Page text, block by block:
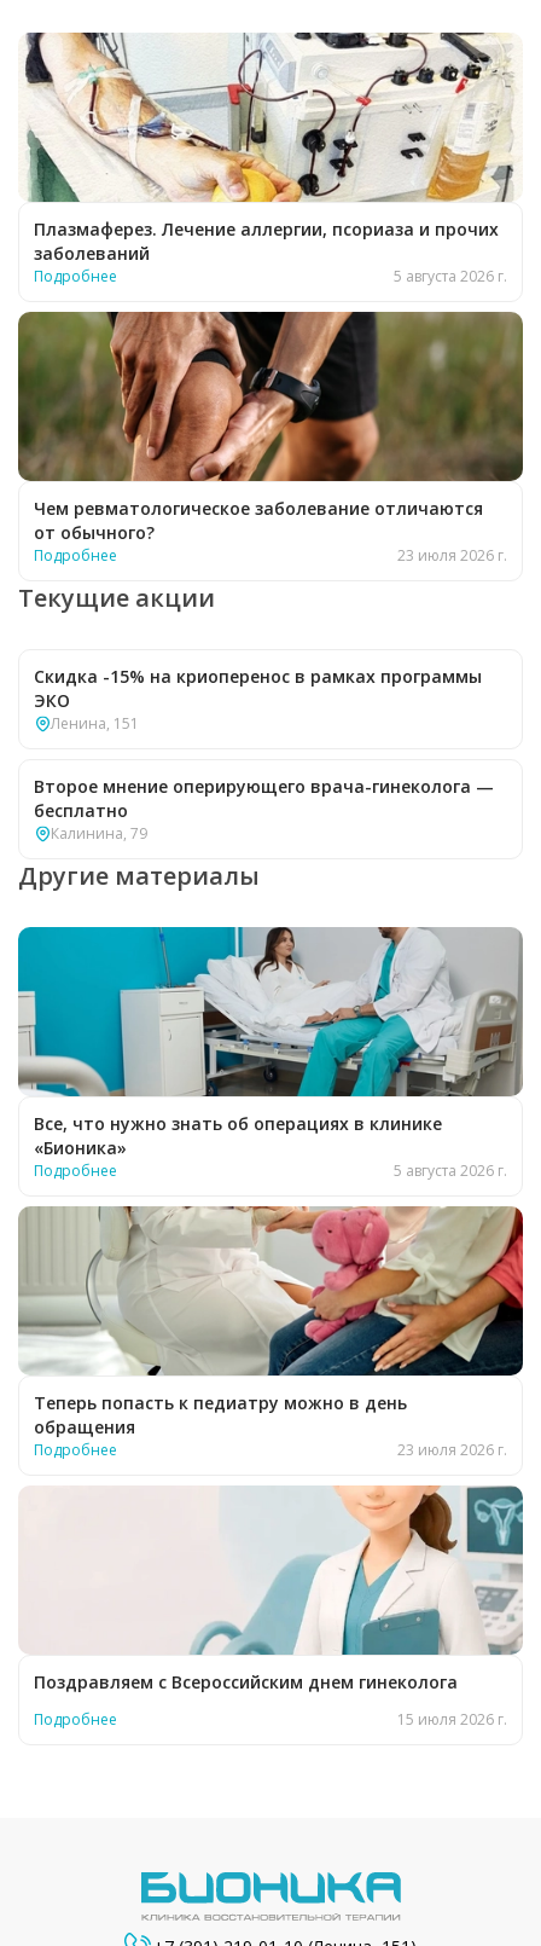
Плазмаферез. Лечение аллергии, псориаза и прочих
заболеваний
Подробнее 5 августа 2026 г.
Чем ревматологическое заболевание отличаются
от обычного?
Подробнее 23 июля 2026 г.
Текущие акции
Скидка -15% на криоперенос в рамках программы
ЭКО
Ленина, 151
Второе мнение оперирующего врача-гинеколога —
бесплатно
Калинина, 79
Другие материалы
Все, что нужно знать об операциях в клинике
«Бионика»
Подробнее 5 августа 2026 г.
Теперь попасть к педиатру можно в день
обращения
Подробнее 23 июля 2026 г.
Поздравляем с Всероссийским днем гинеколога
Подробнее 15 июля 2026 г.